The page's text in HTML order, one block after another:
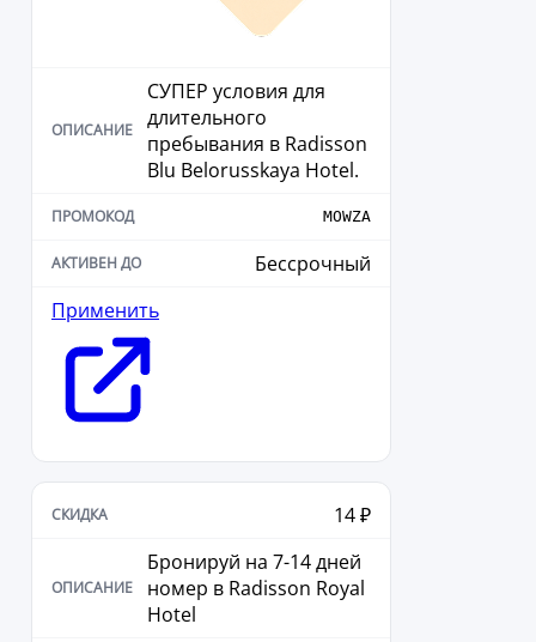
СУПЕР условия для
длительного
пребывания в Radisson
Blu Belorusskaya Hotel.
MOWZA
Бессрочный
Применить
14 ₽
Бронируй на 7-14 дней
номер в Radisson Royal
Hotel